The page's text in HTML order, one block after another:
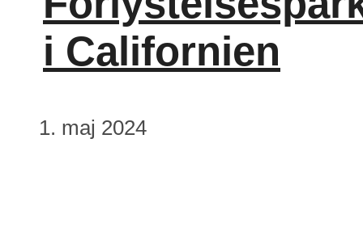
i Californien
1. maj 2024